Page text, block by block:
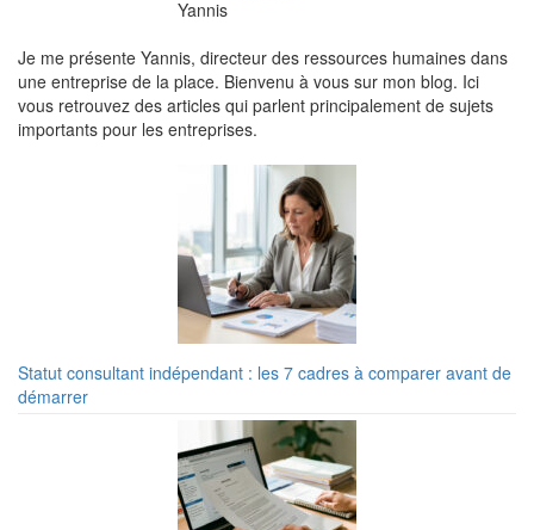
Yannis
Je me présente Yannis, directeur des ressources humaines dans
une entreprise de la place. Bienvenu à vous sur mon blog. Ici
vous retrouvez des articles qui parlent principalement de sujets
importants pour les entreprises.
Statut consultant indépendant : les 7 cadres à comparer avant de
démarrer